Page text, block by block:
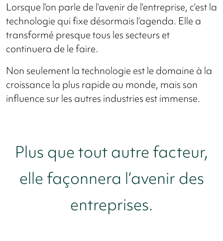
Lorsque l’on parle de l’avenir de l’entreprise, c’est la
technologie qui fixe désormais l’agenda. Elle a
transformé presque tous les secteurs et
continuera de le faire.
Non seulement la technologie est le domaine à la
croissance la plus rapide au monde, mais son
influence sur les autres industries est immense.
Plus que tout autre facteur,
elle façonnera l’avenir des
entreprises.